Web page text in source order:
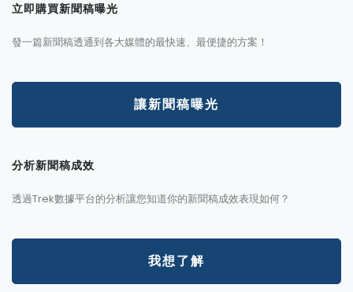
立即購買新聞稿曝光
發一篇新聞稿透通到各大媒體的最快速、最便捷的方案！
讓新聞稿曝光
分析新聞稿成效
透過Trek數據平台的分析讓您知道你的新聞稿成效表現如何？
我想了解